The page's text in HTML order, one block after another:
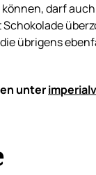
darf
übrigens
unter